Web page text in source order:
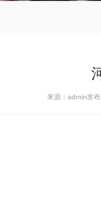
来源：admin发